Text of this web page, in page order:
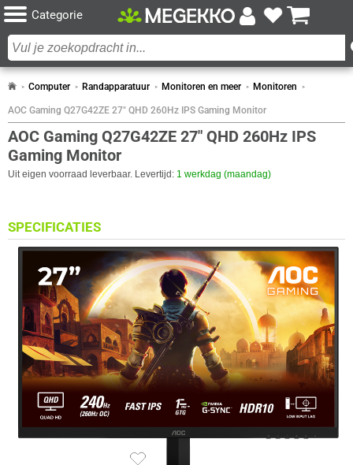
Categorie
Computer Randapparatuur Monitoren en meer Monitoren
AOC Gaming Q27G42ZE 27" QHD 260Hz IPS Gaming Monitor
AOC Gaming Q27G42ZE 27" QHD 260Hz IPS
Gaming Monitor
Uit eigen voorraad leverbaar. Levertijd: 1 werkdag (maandag)
SPECIFICATIES
BEELDSCHERM
Eigenschap Waarde
Adobe RGB dekking
91,4 procent
Antireflectiescherm
Backlight type
W-LED
Paneel Type
IPS
Curved
✖︎
Aantal kleuren
16.7M
Scherm Diagonaal
27.0 inch (68.6cm)
Schermverhouding
Contrast ratio (dynamisch)
80000000:1
Digitale horizontale frequentie